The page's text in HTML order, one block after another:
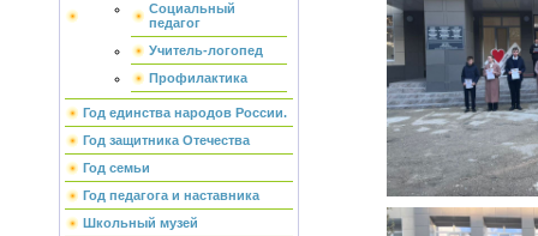
Социальный
педагог
Учитель-логопед
Профилактика
Год единства народов России.
Год защитника Отечества
Год семьи
Год педагога и наставника
Школьный музей